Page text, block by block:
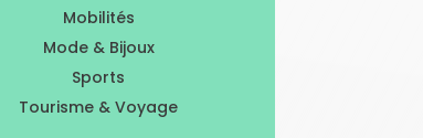
Mobilités
Mode & Bijoux
Sports
Tourisme & Voyage